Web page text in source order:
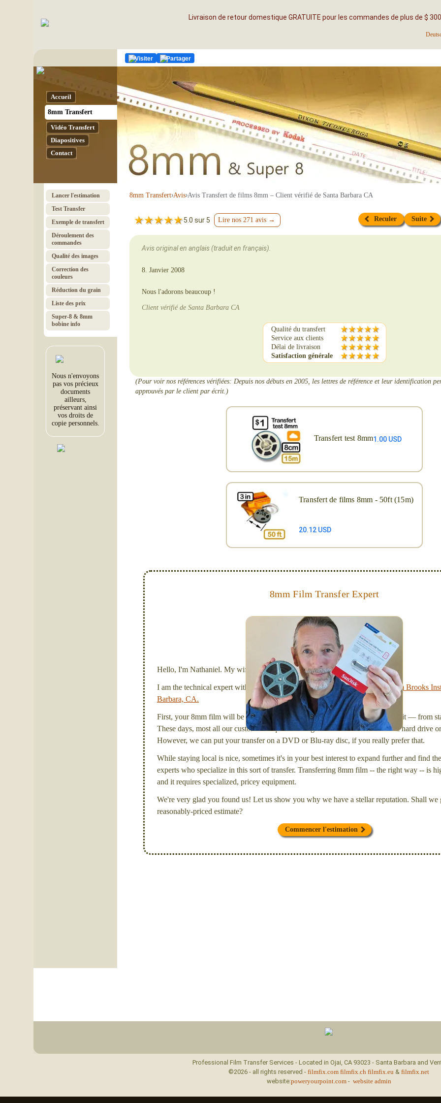
Livraison de retour domestique GRATUITE pour les commandes de plus de $
Visiter Partager
Accueil
8mm Transfert
Vidéo Transfert
Diapositives
Contact
Lancer l'estimation
Test Transfer
Exemple de transfert
Déroulement des
commandes
Qualité des images
Correction des
couleurs
Réduction du grain
Liste des prix
Super-8 & 8mm
bobine info
Nous n'envoyons
pas vos précieux
documents
ailleurs,
préservant ainsi
vos droits de
copie personnels.
8mm Transfert›Avis›Avis Transfert de films 8mm – Client vérifié de Santa Barbara CA
5.0 sur 5 Lire nos 271 avis → Reculer Suite
Avis original en anglais (traduit en français).
8. Janvier 2008
Nous l'adorons beaucoup !
Client vérifié de Santa Barbara CA
Qualité du transfert
Service aux clients
Délai de livraison
Satisfaction générale
(Pour voir nos références vérifiées: Depuis nos débuts en 2005, les lettres de référence et leur identification
approuvés par le client par écrit.)
Transfert test 8mm1.00 USD
Transfert de films 8mm - 50ft (15m)
20.12 USD
8mm Film Transfer Expert
Simplify - get your films in a "grab and go" format!
We transfer 8mm or Super 8 films onto a handy USB
stick (or hard drive.)
Hello, I'm Nathaniel. My wife Laura and I are FilmFix — a two person team.
I am the technical expert with adegree in motion picture and photography, from Brooks
Barbara, CA.
First, your 8mm film will be inspected and carefully cleaned. Then, I'll convert it — from
These days, most all our customers request that digital files be delivered onto a hard drive
However, we can put your transfer on a DVD or Blu-ray disc, if you really prefer that.
While staying local is nice, sometimes it's in your best interest to expand further and find
experts who specialize in this sort of transfer. Transferring 8mm film -- the right way -- is
and it requires specialized, pricey equipment.
We're very glad you found us! Let us show you why we have a stellar reputation. Shall we
reasonably-priced estimate?
Commencer l'estimation
Professional Film Transfer Services - Located in Ojai, CA 93023 - Santa Barbara and
©2026 - all rights reserved - filmfix.com filmfix.ch filmfix.eu & filmfix.net
website:poweryourpoint.com- website admin